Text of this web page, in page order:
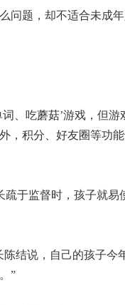
问题，却不适合未成
、吃蘑菇’游戏，但游
，积分、好友圈等功
于监督时，孩子就易
结说，自己的孩子今
”